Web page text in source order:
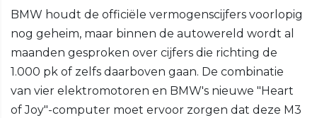
BMW houdt de officiële vermogenscijfers voorlopig
nog geheim, maar binnen de autowereld wordt al
maanden gesproken over cijfers die richting de
1.000 pk of zelfs daarboven gaan. De combinatie
van vier elektromotoren en BMW's nieuwe "Heart
of Joy"-computer moet ervoor zorgen dat deze M3